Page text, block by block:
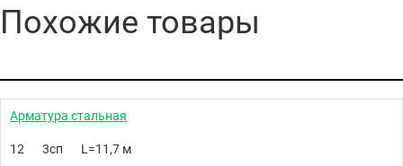
Похожие товары
Арматура стальная
12 3сп L=11,7 м